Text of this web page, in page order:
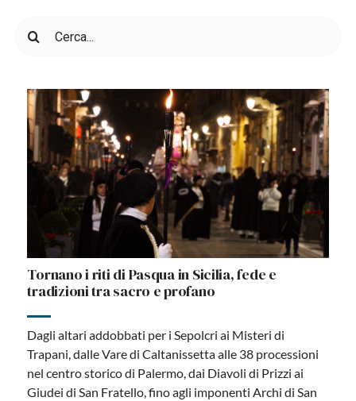
per:
Tornano i riti di Pasqua in Sicilia, fede e
tradizioni tra sacro e profano
Dagli altari addobbati per i Sepolcri ai Misteri di
Trapani, dalle Vare di Caltanissetta alle 38 processioni
nel centro storico di Palermo, dai Diavoli di Prizzi ai
Giudei di San Fratello, fino agli imponenti Archi di San